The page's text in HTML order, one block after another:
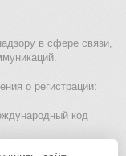
в сфере связи,
о регистрации:
код